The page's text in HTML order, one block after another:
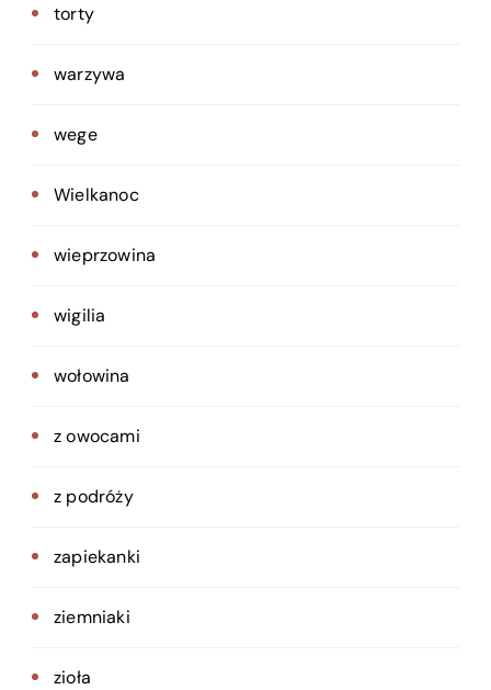
torty
warzywa
wege
Wielkanoc
wieprzowina
wigilia
wołowina
z owocami
z podróży
zapiekanki
ziemniaki
zioła